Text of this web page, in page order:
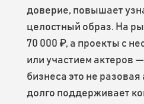
доверие, повышает
целостный образ. На
70 000 ₽, а проекты с
или участием актеров
бизнеса это не
долго поддерживает